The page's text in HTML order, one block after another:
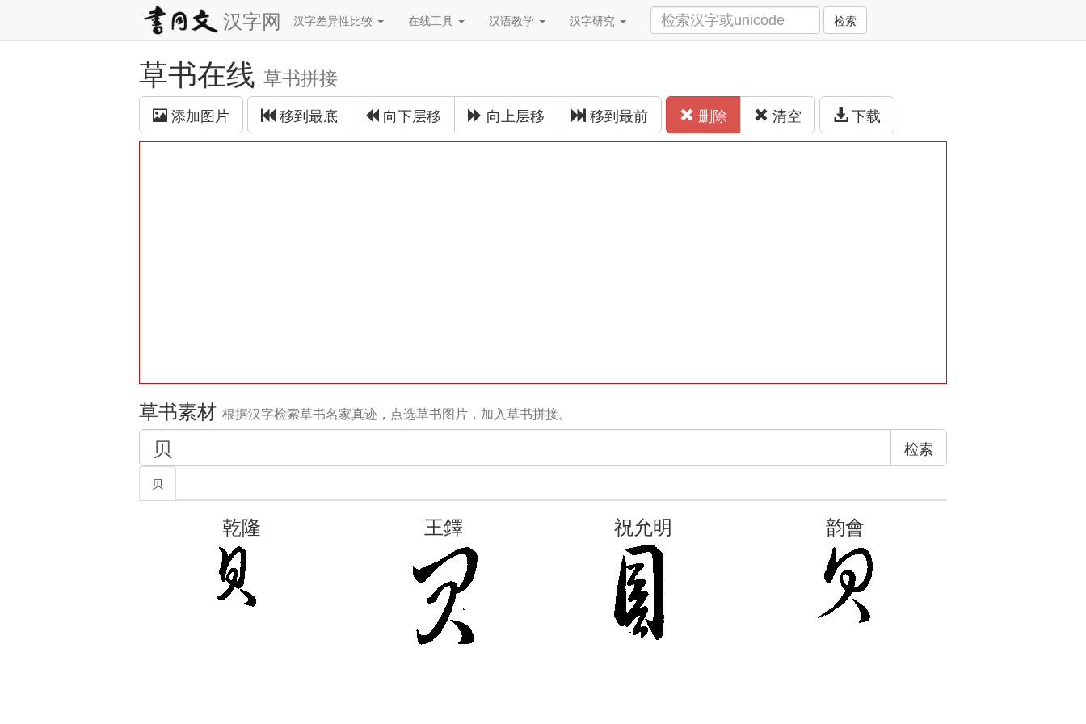
汉字网 汉字差异性比较 在线工具 汉语教学 汉字研究 检索
草书在线 草书拼接
添加图片 移到最底 向下层移 向上层移 移到最前 删除 清空 下载
草书素材 根据汉字检索草书名家真迹，点选草书图片，加入草书拼接。
检索
贝
乾隆 王鐸 祝允明 韵會